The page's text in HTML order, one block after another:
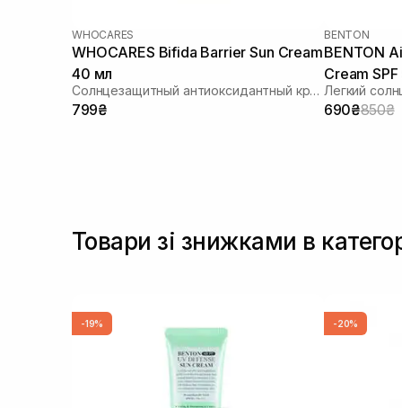
WHOCARES
WHOCARES Bifida Barrier Sun Cream
40 мл
Солнцезащитный антиоксидантный крем
799₴
BENTON
BENTON
Cream
690₴850₴
Товари зі знижками в
-19% -20%